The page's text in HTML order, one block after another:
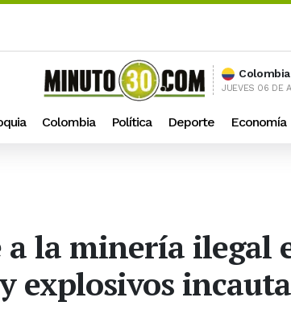
Colombia
JUEVES 06 DE
Colombia Política Deporte Economía
la minería ilegal
explosivos